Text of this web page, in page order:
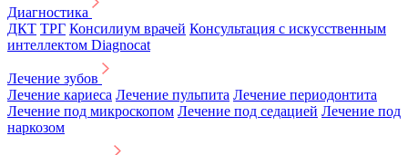
Диагностика
ДКТ ТРГ Консилиум врачей Консультация с искусственным
интеллектом Diagnocat
Лечение зубов
Лечение кариеса Лечение пульпита Лечение периодонтита
Лечение под микроскопом Лечение под седацией Лечение под
наркозом